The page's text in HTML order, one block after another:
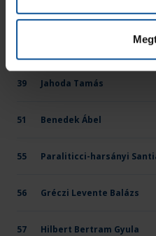
35 Papacsek Atilla
39 Jahoda Tamás
51 Benedek Ábel
55 Paraliticci-harsányi
56 Gréczi Levente Balázs
57 Hilbert Bertram Gyula